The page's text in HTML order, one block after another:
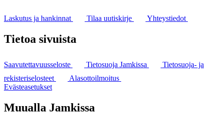
Laskutus ja hankinnat Tilaa uutiskirje Yhteystiedot
Tietoa sivuista
Saavutettavuusseloste Tietosuoja Jamkissa
Tietosuoja- ja
rekisteriselosteet
Alasottoilmoitus
Evästeasetukset
Muualla Jamkissa